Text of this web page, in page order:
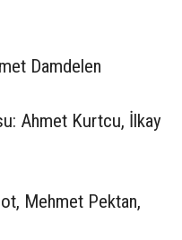
Damdelen
Ahmet Kurtcu, İlkay
Mehmet Pektan,